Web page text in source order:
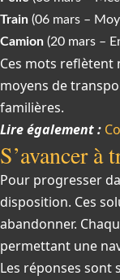
Train (06 mars –
Camion (20 mars –
Ces mots reflètent
moyens de
familières.
Lire également :
S’avancer à
Pour progresser
disposition. Ces
abandonner.
permettant une
Les réponses sont